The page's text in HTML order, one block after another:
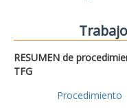
RESUMEN de
TFG
Procedimiento